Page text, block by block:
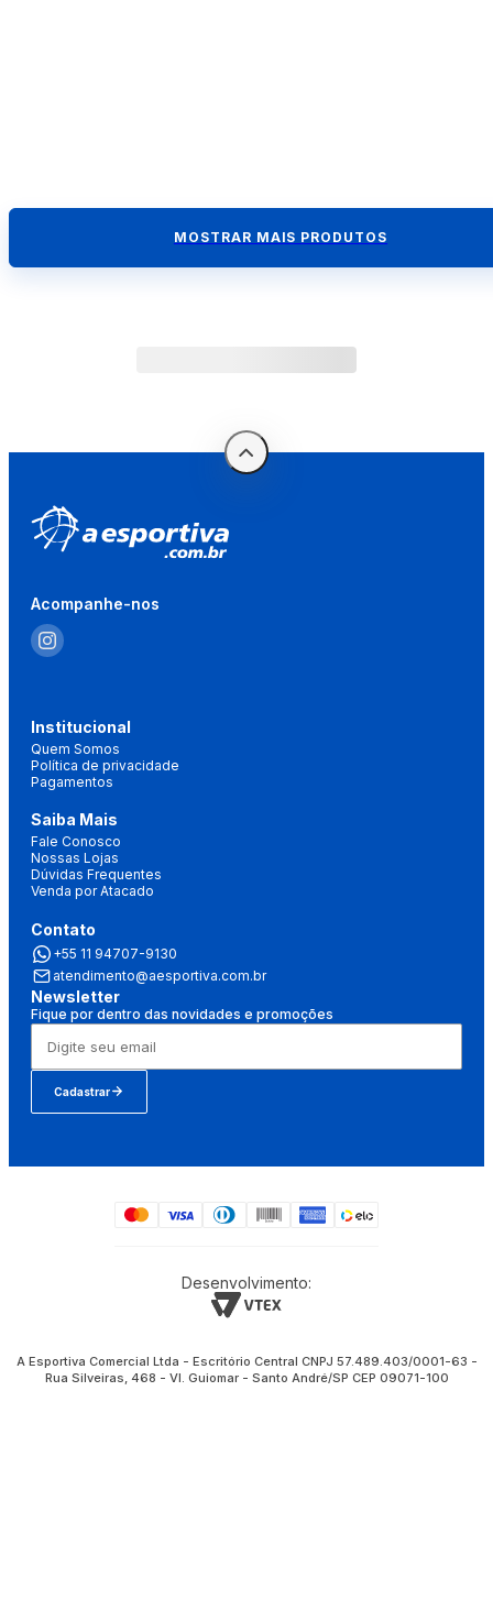
MOSTRAR MAIS PRODUTOS
Acompanhe-nos
Institucional
Quem Somos
Política de privacidade
Pagamentos
Saiba Mais
Fale Conosco
Nossas Lojas
Dúvidas Frequentes
Venda por Atacado
Contato
+55 11 94707-9130
atendimento@aesportiva.com.br
Newsletter
Fique por dentro das novidades e promoções
Cadastrar
Desenvolvimento:
A Esportiva Comercial Ltda - Escritório Central CNPJ 57.489.403/0001-63 -
Rua Silveiras, 468 - Vl. Guiomar - Santo André/SP CEP 09071-100